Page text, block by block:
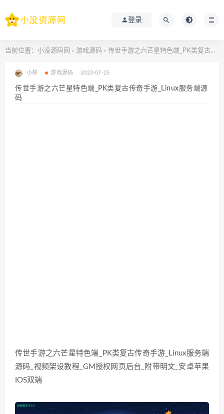
登录
当前位置： 小没源码网 > 游戏源码 > 传世手游之六芒星特色端_PK类复古传奇手游_Linux服务端源码
小林 游戏源码 2023-07-25
传世手游之六芒星特色端_PK类复古传奇手游_Linux服务端源
码
传世手游之六芒星特色端_PK类复古传奇手游_Linux服务端
源码_视频架设教程_GM授权网页后台_附带明文_安卓苹果
IOS双端